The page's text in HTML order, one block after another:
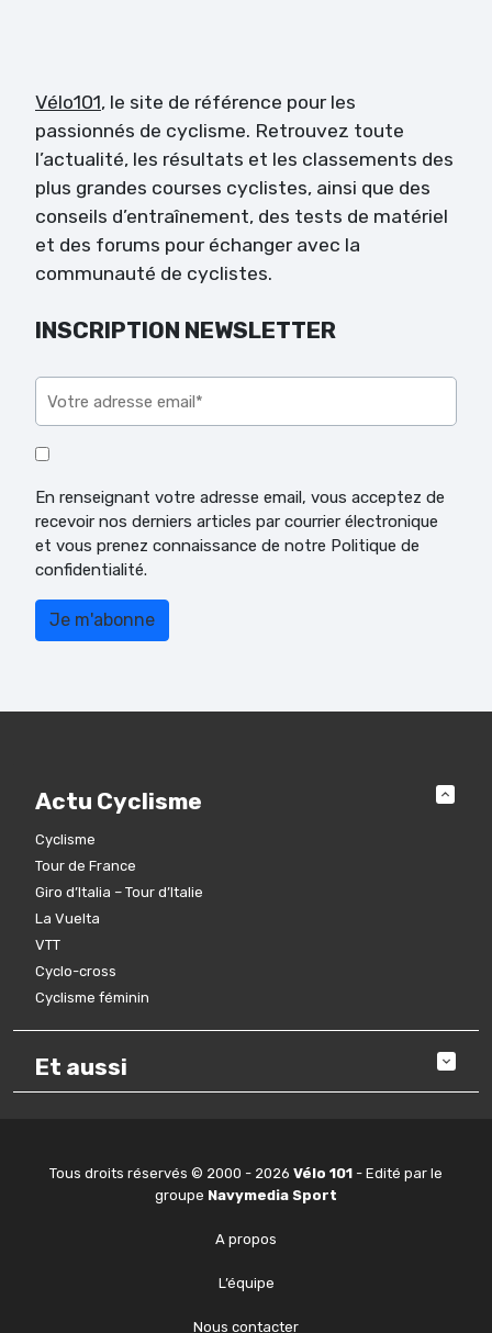
Vélo101, le site de référence pour les
passionnés de cyclisme. Retrouvez toute
l’actualité, les résultats et les classements des
plus grandes courses cyclistes, ainsi que des
conseils d’entraînement, des tests de matériel
et des forums pour échanger avec la
communauté de cyclistes.
INSCRIPTION NEWSLETTER
En renseignant votre adresse email, vous acceptez de
recevoir nos derniers articles par courrier électronique
et vous prenez connaissance de notre Politique de
confidentialité.
Actu Cyclisme
Cyclisme
Tour de France
Giro d’Italia – Tour d’Italie
La Vuelta
VTT
Cyclo-cross
Cyclisme féminin
Et aussi
Tous droits réservés © 2000 - 2026 Vélo 101 - Edité par le
groupe Navymedia Sport
A propos
L’équipe
Nous contacter